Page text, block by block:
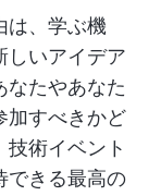
は、学ぶ機
しいアイデア
なたやあなた
加すべきかど
技術イベント
できる最高の